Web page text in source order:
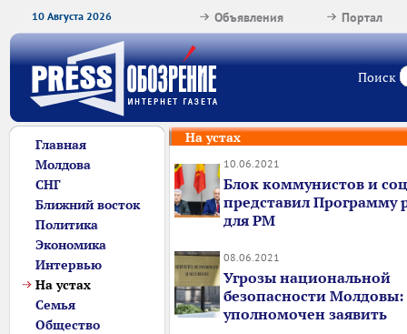
10 Августа 2026 Портал
Объявления
Поиск
Главная
Молдова
СНГ
Ближний восток
Политика
Экономика
Интервью
На устах
Семья
Общество
На устах
10.06.2021
Блок коммунистов и
представил Программу
для РМ
08.06.2021
Угрозы национальной
безопасности
уполномочен заявить